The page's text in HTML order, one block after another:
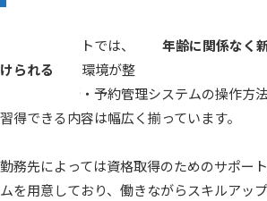
リゾートバイトでは、
年齢に関係なく
けられる
環境が整っています。接客マ
術・清掃技術・予約管理システムの操作方
習得できる内容は幅広く揃っています。
勤務先によっては資格取得のためのサポー
ムを用意しており、働きながらスキルアッ